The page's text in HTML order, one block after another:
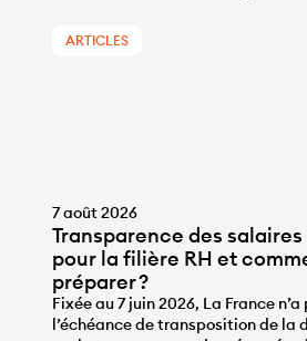
ARTICLES
7 août 2026
Transparence des
pour la filière RH et
préparer ?
Fixée au 7 juin 2026, La France
l’échéance de transposition de la